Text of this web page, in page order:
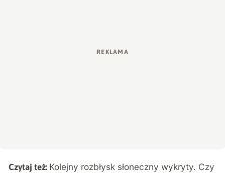
Czytaj też: Kolejny rozbłysk słoneczny wykryty. Czy